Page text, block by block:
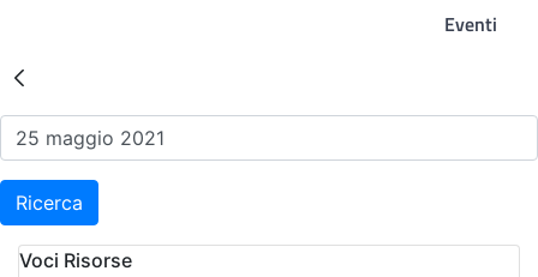
Eventi
Risultati della Ricerca -
Ricerca
Voci Risorse